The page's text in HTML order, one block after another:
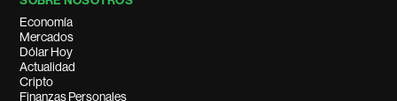
Economía
Mercados
Dólar Hoy
Actualidad
Cripto
Finanzas Personales